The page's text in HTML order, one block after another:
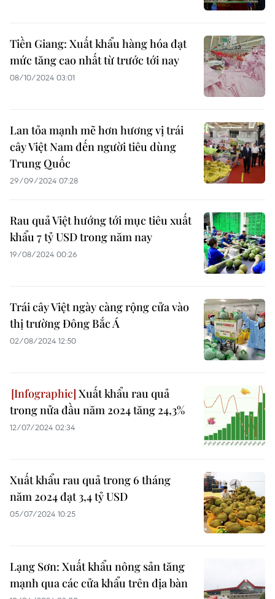
Tiền Giang: Xuất khẩu hàng hóa đạt
mức tăng cao nhất từ trước tới nay
08/10/2024 03:01
Lan tỏa mạnh mẽ hơn hương vị trái
cây Việt Nam đến người tiêu dùng
Trung Quốc
29/09/2024 07:28
Rau quả Việt hướng tới mục tiêu xuất
khẩu 7 tỷ USD trong năm nay
19/08/2024 00:26
Trái cây Việt ngày càng rộng cửa vào
thị trường Đông Bắc Á
02/08/2024 12:50
Xuất khẩu rau quả
trong nửa đầu năm 2024 tăng 24,3%
12/07/2024 02:34
Xuất khẩu rau quả trong 6 tháng
năm 2024 đạt 3,4 tỷ USD
05/07/2024 10:25
Lạng Sơn: Xuất khẩu nông sản tăng
mạnh qua các cửa khẩu trên địa bàn